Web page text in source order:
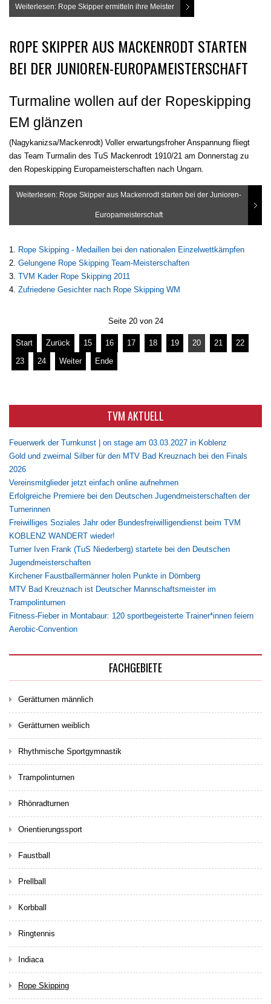
Weiterlesen: Rope Skipper ermitteln ihre Meister
ROPE SKIPPER AUS MACKENRODT STARTEN
BEI DER JUNIOREN-EUROPAMEISTERSCHAFT
Turmaline wollen auf der Ropeskipping
EM glänzen
(Nagykanizsa/Mackenrodt) Voller erwartungsfroher Anspannung fliegt
das Team Turmalin des TuS Mackenrodt 1910/21 am Donnerstag zu
den Ropeskipping Europameisterschaften nach Ungarn.
Weiterlesen: Rope Skipper aus Mackenrodt starten bei der Junioren-
Europameisterschaft
Rope Skipping - Medaillen bei den nationalen Einzelwettkämpfen
Gelungene Rope Skipping Team-Meisterschaften
TVM Kader Rope Skipping 2011
Zufriedene Gesichter nach Rope Skipping WM
Seite 20 von 24
Start Zurück 15 16 17 18 19 20 21
22
23
24 Weiter Ende
TVM AKTUELL
Feuerwerk der Turnkunst | on stage am 03.03.2027 in Koblenz
Gold und zweimal Silber für den MTV Bad Kreuznach bei den Finals
2026
Vereinsmitglieder jetzt einfach online aufnehmen
Erfolgreiche Premiere bei den Deutschen Jugendmeisterschaften der
Turnerinnen
Freiwilliges Soziales Jahr oder Bundesfreiwilligendienst beim TVM
KOBLENZ WANDERT wieder!
Turner Iven Frank (TuS Niederberg) startete bei den Deutschen
Jugendmeisterschaften
Kirchener Faustballermänner holen Punkte in Dörnberg
MTV Bad Kreuznach ist Deutscher Mannschaftsmeister im
Trampolinturnen
Fitness-Fieber in Montabaur: 120 sportbegeisterte Trainer*innen feiern
Aerobic-Convention
FACHGEBIETE
Gerätturnen männlich
Gerätturnen weiblich
Rhythmische Sportgymnastik
Trampolinturnen
Rhönradturnen
Orientierungssport
Faustball
Prellball
Korbball
Ringtennis
Indiaca
Rope Skipping